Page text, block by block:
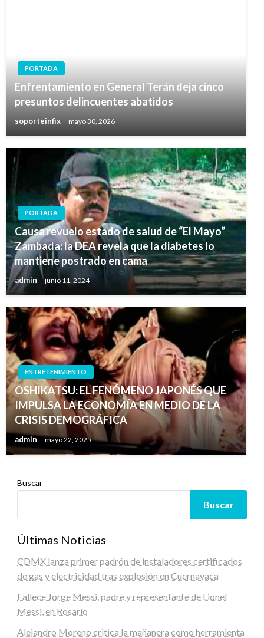
PORTADA
Enfrentamiento en General Terán deja cinco
presuntos delincuentes abatidos
soporteinfix mayo 30, 2026
PORTADA
Causa revuelo estado de salud de “El Mayo”
Zambada: la DEA revela que la diabetes lo
mantiene postrado en cama
admin junio 11, 2024
ENTRETENIMIENTO
OSHIKATSU: EL FENÓMENO JAPONÉS QUE
IMPULSA LA ECONOMÍA EN MEDIO DE LA
CRISIS DEMOGRÁFICA
admin mayo 22, 2025
Buscar
Buscar
Últimas Noticias
CDMX lanza primer padrón de instaladores certificados
de gas y electricidad tras explosión en Cuernavaca
Fallece Jorge Messi, padre y representante de Lionel
Messi, en Rosario
Alejandro Moreno critica la mañanera como herramienta